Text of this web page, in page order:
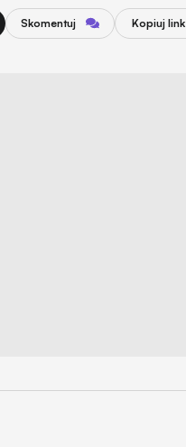
Skomentuj Kopiuj link